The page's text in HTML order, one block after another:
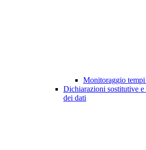
Monitoraggio
Dichiarazioni sostitutive
dei dati